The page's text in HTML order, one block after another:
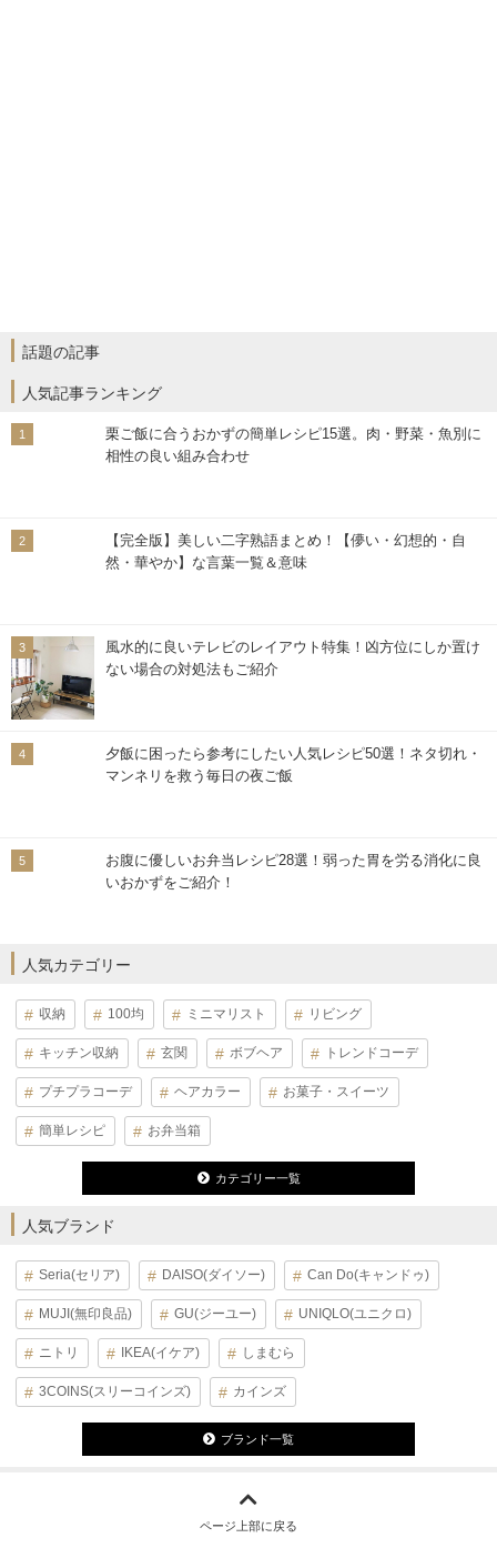
話題の記事
人気記事ランキング
栗ご飯に合うおかずの簡単レシピ15選。肉・野菜・魚別に
相性の良い組み合わせ
【完全版】美しい二字熟語まとめ！【儚い・幻想的・自
然・華やか】な言葉一覧＆意味
風水的に良いテレビのレイアウト特集！凶方位にしか置け
ない場合の対処法もご紹介
夕飯に困ったら参考にしたい人気レシピ50選！ネタ切れ・
マンネリを救う毎日の夜ご飯
お腹に優しいお弁当レシピ28選！弱った胃を労る消化に良
いおかずをご紹介！
人気カテゴリー
収納 100均 ミニマリスト リビング
キッチン収納 玄関 ボブヘア トレンドコーデ
プチプラコーデ ヘアカラー お菓子・スイーツ
簡単レシピ お弁当箱
カテゴリー一覧
人気ブランド
Seria(セリア) DAISO(ダイソー) Can Do(キャンドゥ)
MUJI(無印良品) GU(ジーユー) UNIQLO(ユニクロ)
ニトリ IKEA(イケア) しまむら
3COINS(スリーコインズ) カインズ
ブランド一覧
ページ上部に戻る